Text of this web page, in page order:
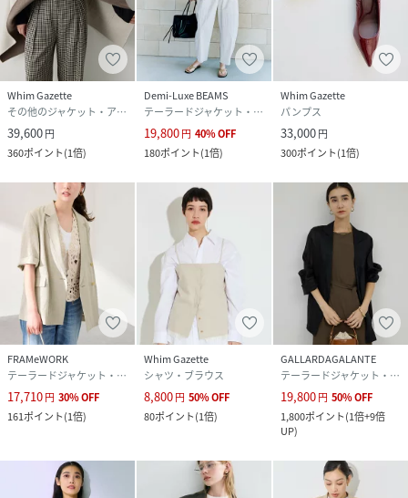
り、色味が違って見える場合がございます。
・店頭及び屋外での撮影画像は、光の当たり具合で色味が違
って見える場合があります。
商品の色味は、スタジオ撮影の画像をご参照ください。
・入荷状況により、お届け予定が前後する場合があります。
・お客様への発送が店頭販売より遅れる場合があります。
・追加生産商品は、一部の店舗、通販で販売中の場合があり
ます。
予めご了承下さい。
性別タイプ レディース
原産国 中国
素材 ポリエステル 100%
サイズ F
品番
RQ6806_WGP1061407A0001
WGP1061407A0001-4-2 RQ6806)
Whim Gazette
その他のジャケット・アウター
39,600円
360ポイント(1倍)
Demi-Luxe BEAMS
テーラードジャケット・ブレザー
19,800円 40%OFF
180ポイント(1倍)
Whim Gazette
パンプス
33,000円
300ポイント(1倍)
FRAMeWORK
テーラードジャケット・ブレザー
17,710円 30%OFF
161ポイント(1倍)
Whim Gazette
シャツ・ブラウス
8,800円 50%OFF
80ポイント(1倍)
GALLARDAGALANTE
テーラードジャケット・ブレザー
19,800円 50%OFF
1,800ポイント(1倍+9倍
UP)